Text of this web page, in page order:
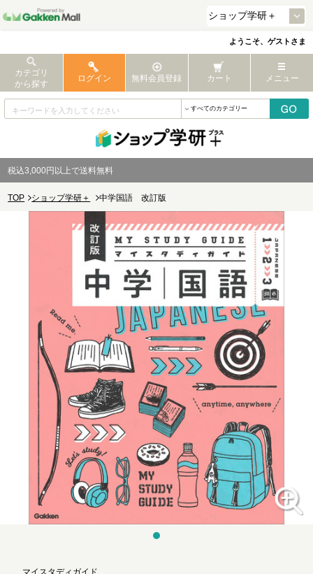
ようこそ、ゲストさま
カテゴリ
から探す
ログイン 無料会員登録 カート メニュー
税込3,000円以上で送料無料
TOP ショップ学研＋ 中学国語 改訂版